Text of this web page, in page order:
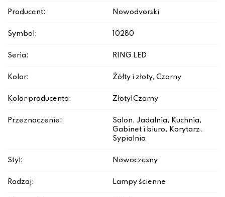
Producent: Nowodvorski
Symbol: 10280
Seria: RING LED
Kolor: Żółty i złoty, Czarny
Kolor producenta: Złoty|Czarny
Przeznaczenie:
Salon, Jadalnia, Kuchnia,
Gabinet i biuro, Korytarz,
Sypialnia
Styl: Nowoczesny
Rodzaj: Lampy ścienne